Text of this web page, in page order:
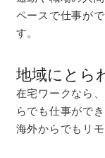
ペースで仕事が
す。
地域にとら
在宅ワークなら
らでも仕事がで
海外からでもリ